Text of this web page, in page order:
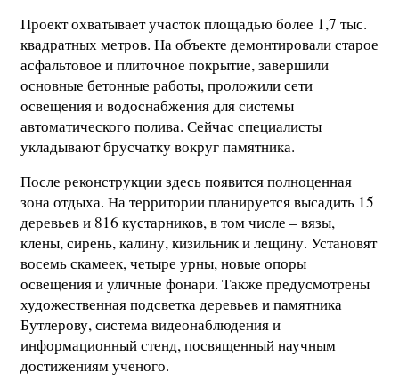
Проект охватывает участок площадью более 1,7 тыс.
квадратных метров. На объекте демонтировали старое
асфальтовое и плиточное покрытие, завершили
основные бетонные работы, проложили сети
освещения и водоснабжения для системы
автоматического полива. Сейчас специалисты
укладывают брусчатку вокруг памятника.
После реконструкции здесь появится полноценная
зона отдыха. На территории планируется высадить 15
деревьев и 816 кустарников, в том числе – вязы,
клены, сирень, калину, кизильник и лещину. Установят
восемь скамеек, четыре урны, новые опоры
освещения и уличные фонари. Также предусмотрены
художественная подсветка деревьев и памятника
Бутлерову, система видеонаблюдения и
информационный стенд, посвященный научным
достижениям ученого.